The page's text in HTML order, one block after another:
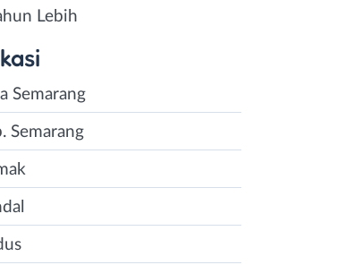
Lebih
Semarang
Semarang